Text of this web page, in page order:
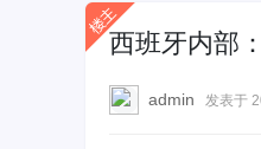
牙
华
西班牙内部
admin 发表于